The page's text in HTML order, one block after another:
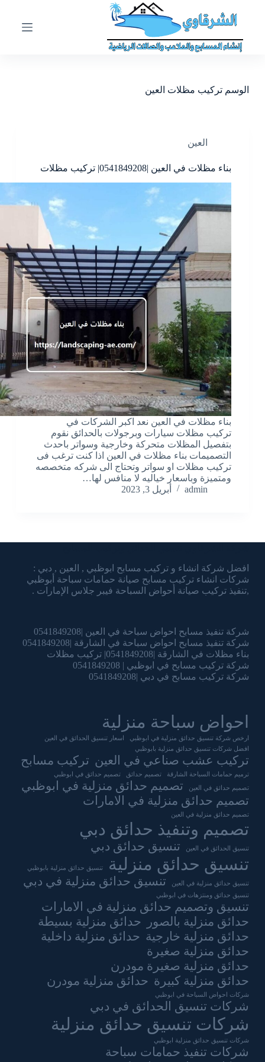
و
الوسم تركيب مظلات العين
العين
بناء مظلات في العين |0541849208| تركيب مظلات
بناء مظلات في العين نعد اكبر الشركات في
تركيب مظلات سيارات وبرجولات بالحدائق نقوم
بتفصيل المظلات متحركة وخارجية وسواتر باحدث
التصميمات بناء مظلات في العين اذا كنت ترغب فى
تركيب مظلات او سواتر وتحتاج الى شركه متخصصه
ومتميزة وباسعار خياليه لا منافس لها…
admin
أبريل 3, 2023
افضل شركة انشاء و تركيب مسابح ابوظبي , العين , دبي :
شركات انشاء تركيب مسابح صيانة حمامات سباحة أبوظبي
,تنفيذ تركيب صيانة أحواض السباحة فيبر جلاس الإمارات .
شركة تنفيذ مسابح احواض سباحة في العين |0541849208
شركة تنفيذ مسابح احواض سباحة في الشارقة |0541849208
بناء مظلات في الشارقة |0541849208| تركيب مظلات
شركة تركيب مسابح في ابوظبي | 0541849208
شركة تركيب مسابح في دبي |0541849208
احواض سباحة منزلية
ارخص شركة تنسيق حدائق منزلية في ابوظبي
اسعار تنسيق الحدائق في العين
افضل شركات تنسيق حدائق منزلية بابوظبي
تركيب عشب صناعي في العين تركيب مسابح
ترميم حمامات السباحة الشارقة تصميم حدائق تصميم حدائق في ابوظبي
تصميم حدائق في العين
تصميم حدائق منزلية في ابوظبي
تصميم حدائق منزلية في الامارات
تصميم حدائق منزلية في العين
تصميم وتنفيذ حدائق دبي
تنسيق الحدائق في العين تنسيق حدائق دبي
تنسيق حدائق منزلية تنسيق حدائق منزلية بابوظبي
تنسيق حدائق منزلية في العين تنسيق حدائق منزلية في دبي
تنسيق حدائق ومنتزهات في ابوظبي
تنسيق وتصميم حدائق منزلية في الامارات
حدائق منزلية بالصور
حدائق منزلية بسيطة
حدائق منزلية خارجية حدائق منزلية داخلية
حدائق منزلية صغيرة
حدائق منزلية صغيرة مودرن
حدائق منزلية كبيرة حدائق منزلية مودرن
شركات احواض السباحة في ابوظبي
شركات تنسيق الحدائق في دبي
شركات تنسيق حدائق منزلية
شركات تنسيق حدائق منزلية ابوظبي
شركات تنفيذ حمامات سباحة